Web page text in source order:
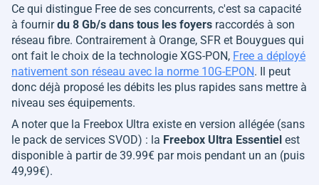
Ce qui distingue Free de ses concurrents, c'est sa capacité
à fournirdu 8 Gb/s dans tous les foyers raccordés à son
réseau fibre. Contrairement à Orange, SFR et Bouygues qui
ont fait le choix de la technologie XGS-PON, Free a déployé
nativement son réseau avec la norme 10G-EPON. Il peut
donc déjà proposé les débits les plus rapides sans mettre à
niveau ses équipements.
A noter que la Freebox Ultra existe en version allégée (sans
le pack de services SVOD) : la Freebox Ultra Essentiel est
disponible à partir de 39.99€ par mois pendant un an (puis
49,99€).